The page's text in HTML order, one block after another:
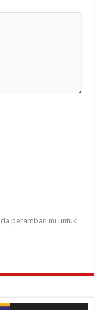
peramban ini untuk